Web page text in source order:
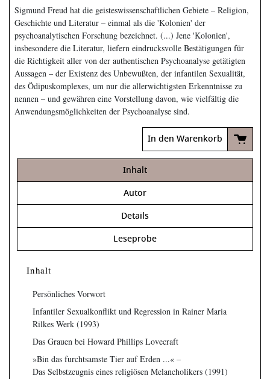
Sigmund Freud hat die geisteswissenschaftlichen Gebiete – Religion,
Geschichte und Literatur – einmal als die 'Kolonien' der
psychoanalytischen Forschung bezeichnet. (...) Jene 'Kolonien',
insbesondere die Literatur, liefern eindrucksvolle Bestätigungen für
die Richtigkeit aller von der authentischen Psychoanalyse getätigten
Aussagen – der Existenz des Unbewußten, der infantilen Sexualität,
des Ödipuskomplexes, um nur die allerwichtigsten Erkenntnisse zu
nennen – und gewähren eine Vorstellung davon, wie vielfältig die
Anwendungsmöglichkeiten der Psychoanalyse sind.
In den Warenkorb
Inhalt
Autor
Details
Leseprobe
Inhalt
Persönliches Vorwort
Infantiler Sexualkonflikt und Regression in Rainer Maria
Rilkes Werk (1993)
Das Grauen bei Howard Phillips Lovecraft
»Bin das furchtsamste Tier auf Erden ...« –
Das Selbstzeugnis eines religiösen Melancholikers (1991)